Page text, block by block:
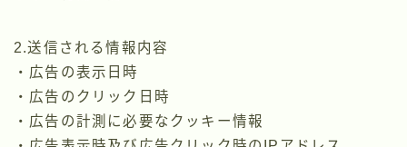
2.送信される情報内容
・広告の表示日時
・広告のクリック日時
・広告の計測に必要なクッキー情報